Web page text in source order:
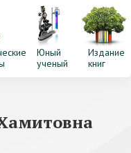
Юный
ученый
Издание
книг